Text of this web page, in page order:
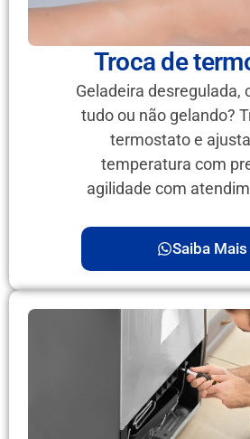
Troca de
Geladeira desregulada,
tudo ou não gelando?
termostato e
temperatura com
agilidade com
Saiba Mais